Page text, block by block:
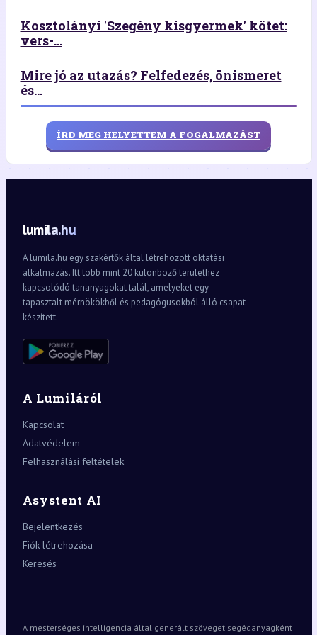
Kosztolányi 'Szegény kisgyermek' kötet:
vers-...
Mire jó az utazás? Felfedezés, önismeret
és...
ÍRD MEG HELYETTEM A FOGALMAZÁST
lumila.hu
A lumila.hu egy szakértők által létrehozott oktatási
alkalmazás. Itt több mint 20 különböző területhez
kapcsolódó tananyagokat talál, amelyeket egy
tapasztalt mérnökökből és pedagógusokból álló csapat
készített.
A Lumiláról
Kapcsolat
Adatvédelem
Felhasználási feltételek
Asystent AI
Bejelentkezés
Fiók létrehozása
Keresés
A mesterséges intelligencia által generált szöveget segédanyagként